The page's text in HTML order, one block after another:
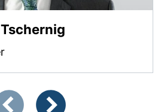
Folie 1 von 3